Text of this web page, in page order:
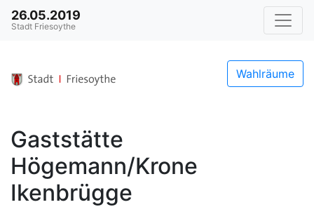
26.05.2019
Stadt Friesoythe
Wahlräume
Gaststätte
Högemann/Krone
Ikenbrügge